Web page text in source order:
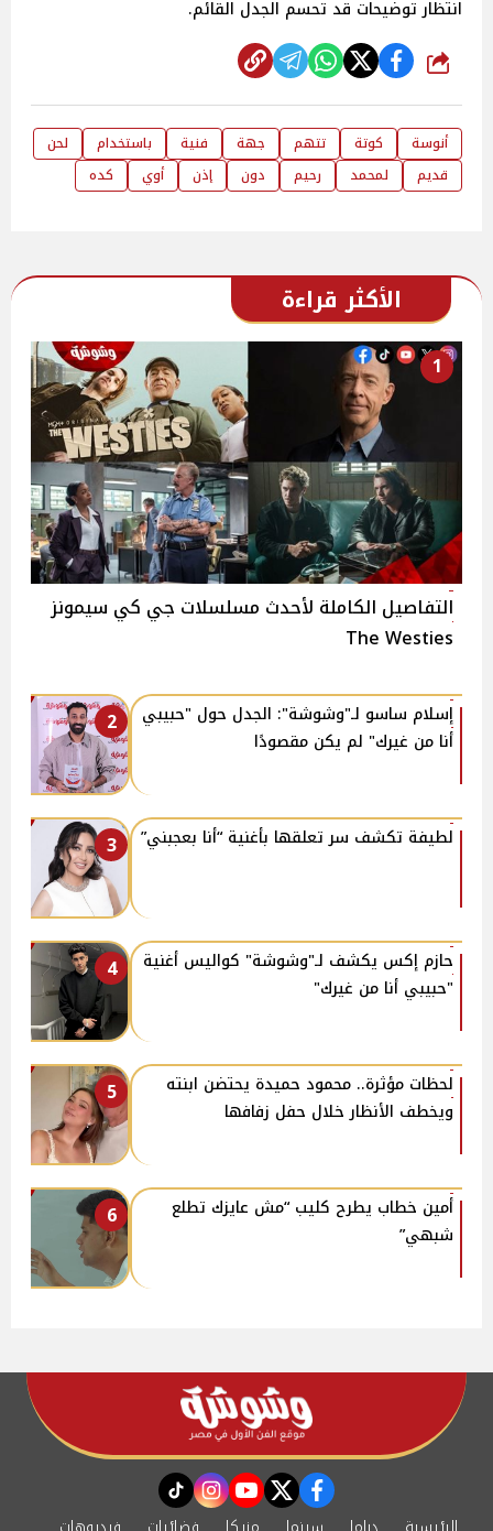
انتظار توضيحات قد تحسم الجدل القائم.
شارك
أنوسة كوتة تتهم جهة فنية باستخدام
لحن
قديم
لمحمد رحيم دون إذن أوي كده
الأكثر قراءة
1
التفاصيل الكاملة لأحدث مسلسلات جي كي سيمونز
The Westies
2
إسلام ساسو لـ"وشوشة": الجدل حول "حبيبي
أنا من غيرك" لم يكن مقصودًا
3 لطيفة تكشف سر تعلقها بأغنية “أنا بعجبني”
4
حازم إكس يكشف لـ"وشوشة" كواليس أغنية
"حبيبي أنا من غيرك"
5
لحظات مؤثرة.. محمود حميدة يحتضن ابنته
ويخطف الأنظار خلال حفل زفافها
6
أمين خطاب يطرح كليب “مش عايزك تطلع
شبهي”
facebook
twitter
youtube
instagram
tiktok